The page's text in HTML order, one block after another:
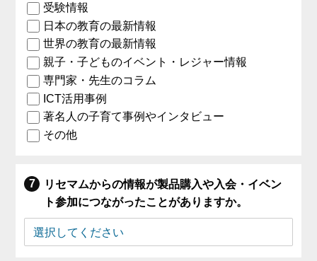
受験情報
日本の教育の最新情報
世界の教育の最新情報
親子・子どものイベント・レジャー情報
専門家・先生のコラム
ICT活用事例
著名人の子育て事例やインタビュー
その他
リセマムからの情報が製品購入や入会・イベン
ト参加につながったことがありますか。